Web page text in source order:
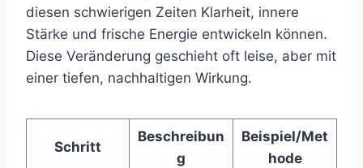
diesen schwierigen Zeiten Klarheit, innere
Stärke und frische Energie entwickeln können.
Diese Veränderung geschieht oft leise, aber mit
einer tiefen, nachhaltigen Wirkung.
Schritt
Beschreibun
g
Beispiel/Met
hode